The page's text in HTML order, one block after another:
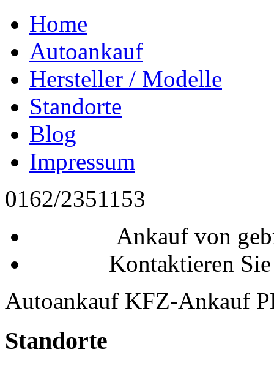
Home
Autoankauf
Hersteller / Modelle
Standorte
Blog
Impressum
0162/2351153
Ankauf von
Kontaktieren
Autoankauf KFZ-Ankauf
Standorte